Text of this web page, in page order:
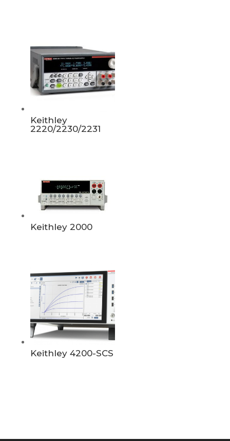
Keithley
2220/2230/2231
Keithley 2000
Keithley 4200-SCS